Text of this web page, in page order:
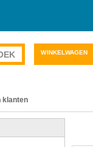
WINKELWAGEN
klanten